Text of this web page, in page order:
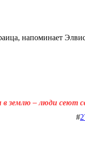
напоминает
в землю – люди сеют
#